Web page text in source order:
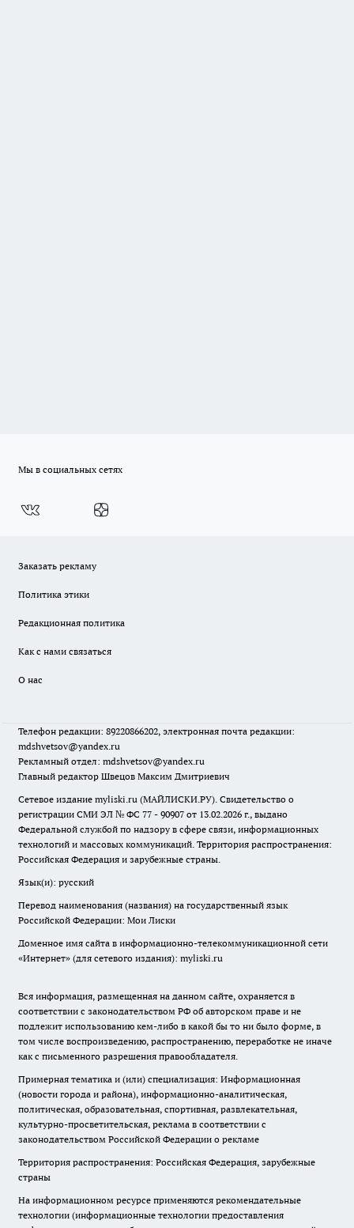
Мы в социальных сетях
Заказать рекламу
Политика этики
Редакционная политика
Как с нами связаться
О нас
Телефон редакции: 89220866202, электронная почта редакции:
mdshvetsov@yandex.ru
Рекламный отдел: mdshvetsov@yandex.ru
Главный редактор Швецов Максим Дмитриевич
Сетевое издание myliski.ru (МАЙЛИСКИ.РУ). Свидетельство о
регистрации СМИ ЭЛ № ФС 77 - 90907 от 13.02.2026 г., выдано
Федеральной службой по надзору в сфере связи, информационных
технологий и массовых коммуникаций. Территория распространения:
Российская Федерация и зарубежные страны.
Язык(и): русский
Перевод наименования (названия) на государственный язык
Российской Федерации: Мои Лиски
Доменное имя сайта в информационно-телекоммуникационной сети
«Интернет» (для сетевого издания): myliski.ru
Вся информация, размещенная на данном сайте, охраняется в
соответствии с законодательством РФ об авторском праве и не
подлежит использованию кем-либо в какой бы то ни было форме, в
том числе воспроизведению, распространению, переработке не иначе
как с письменного разрешения правообладателя.
Примерная тематика и (или) специализация: Информационная
(новости города и района), информационно-аналитическая,
политическая, образовательная, спортивная, развлекательная,
культурно-просветительская, реклама в соответствии с
законодательством Российской Федерации о рекламе
Территория распространения: Российская Федерация, зарубежные
страны
На информационном ресурсе применяются рекомендательные
технологии (информационные технологии предоставления